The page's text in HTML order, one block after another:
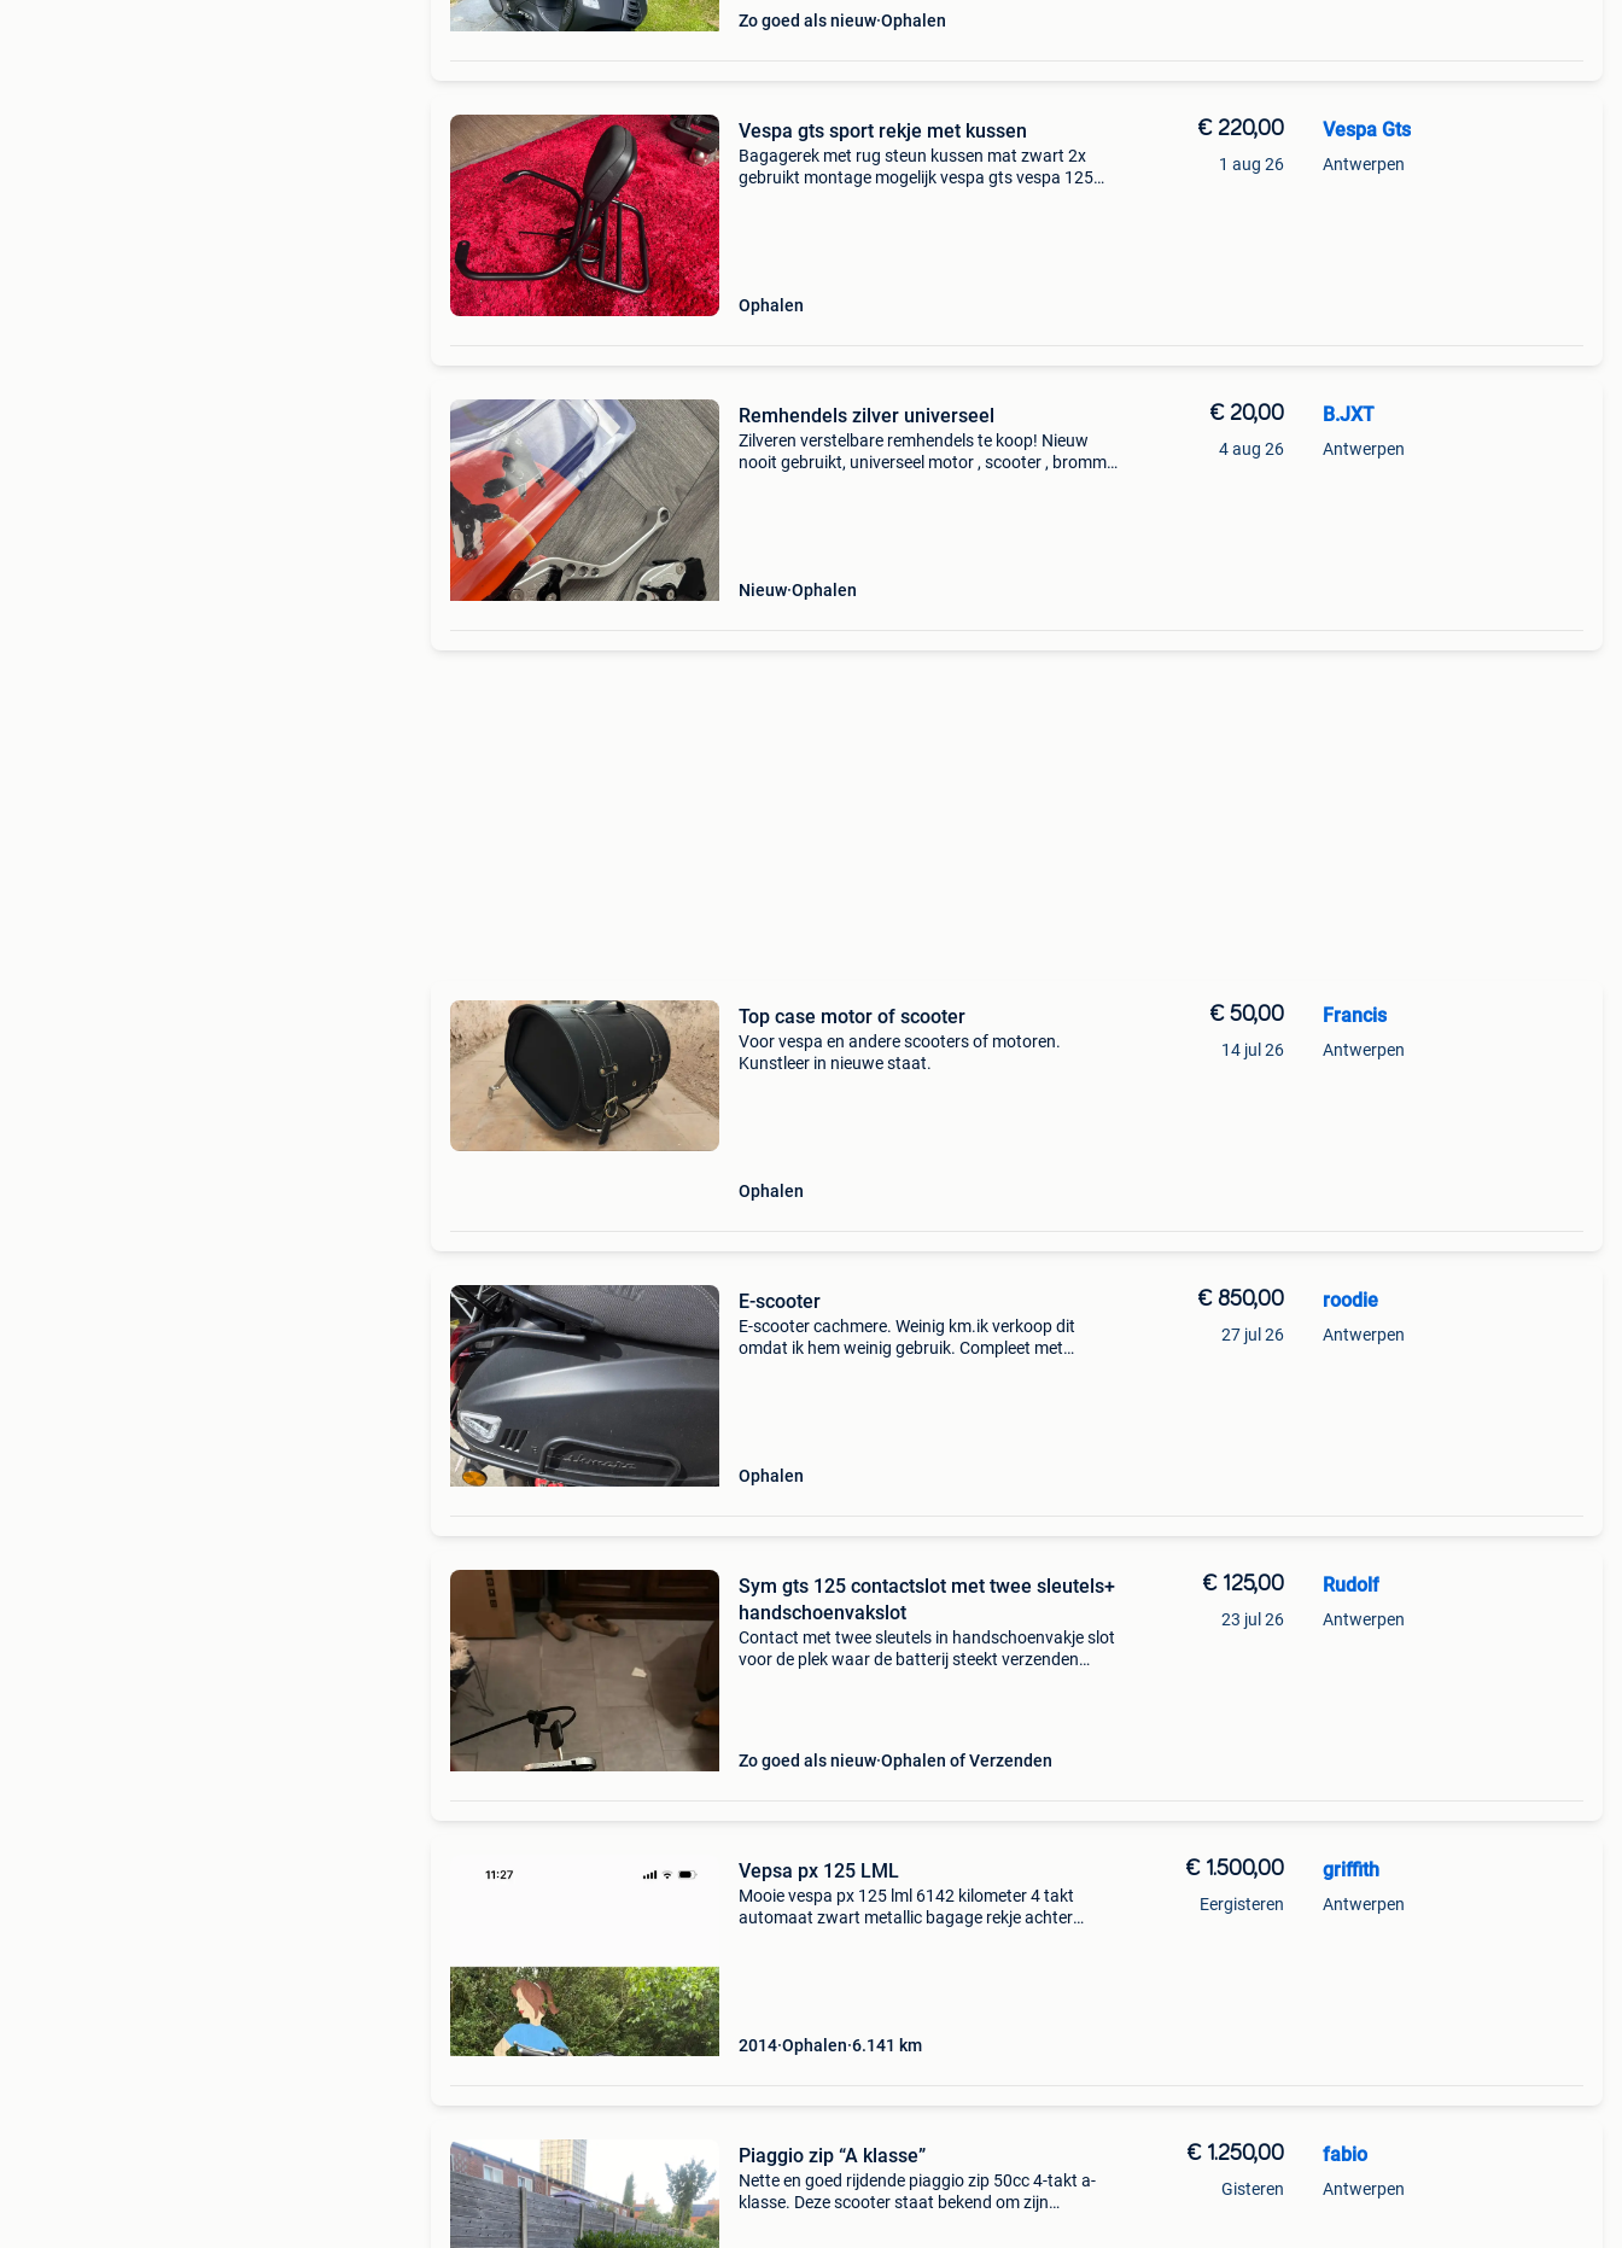
Zo goed als nieuw Ophalen
Vespa gts sport rekje met kussen
Bagagerek met rug steun kussen mat zwart 2x
gebruikt montage mogelijk vespa gts vespa 125
Ophalen
€ 220,00
1 aug 26
Vespa Gts
Antwerpen
Remhendels zilver universeel
Zilveren verstelbare remhendels te koop! Nieuw
nooit gebruikt, universeel motor , scooter , brommer
Nieuw Ophalen
€ 20,00
4 aug 26
B.JXT
Antwerpen
Top case motor of scooter
Voor vespa en andere scooters of motoren.
Kunstleer in nieuwe staat.
Ophalen
€ 50,00
14 jul 26
Francis
Antwerpen
E-scooter
E-scooter cachmere. Weinig km.ik verkoop dit
omdat ik hem weinig gebruik. Compleet met
Ophalen
€ 850,00
27 jul 26
roodie
Antwerpen
Sym gts 125 contactslot met twee sleutels+
handschoenvakslot
Contact met twee sleutels in handschoenvakje slot
voor de plek waar de batterij steekt verzenden
Zo goed als nieuw Ophalen of Verzenden
€ 125,00
23 jul 26
Rudolf
Antwerpen
Vepsa px 125 LML
Mooie vespa px 125 lml 6142 kilometer 4 takt
automaat zwart metallic bagage rekje achter
2014 Ophalen 6.141 km
€ 1.500,00
Eergisteren
griffith
Antwerpen
Piaggio zip “A klasse”
Nette en goed rijdende piaggio zip 50cc 4-takt a-
klasse. Deze scooter staat bekend om zijn
€ 1.250,00
Gisteren
fabio
Antwerpen